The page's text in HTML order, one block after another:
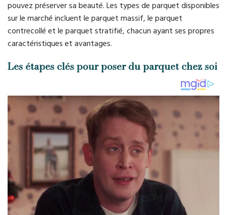
pouvez préserver sa beauté. Les types de parquet disponibles
sur le marché incluent le parquet massif, le parquet
contrecollé et le parquet stratifié, chacun ayant ses propres
caractéristiques et avantages.
Les étapes clés pour poser du parquet chez soi